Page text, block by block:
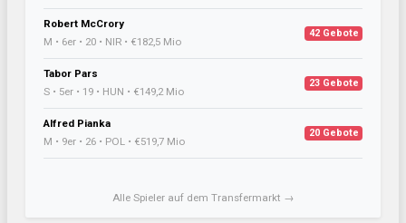
Robert McCrory
M • 6er • 20 • NIR • €182,5 Mio
42 Gebote
Tabor Pars
S • 5er • 19 • HUN • €149,2 Mio
23 Gebote
Alfred Pianka
M • 9er • 26 • POL • €519,7 Mio
20 Gebote
Alle Spieler auf dem Transfermarkt →